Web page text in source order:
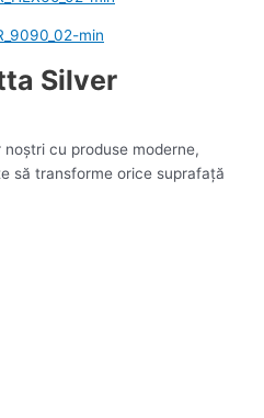
Silver
cu produse moderne,
să transforme orice suprafață